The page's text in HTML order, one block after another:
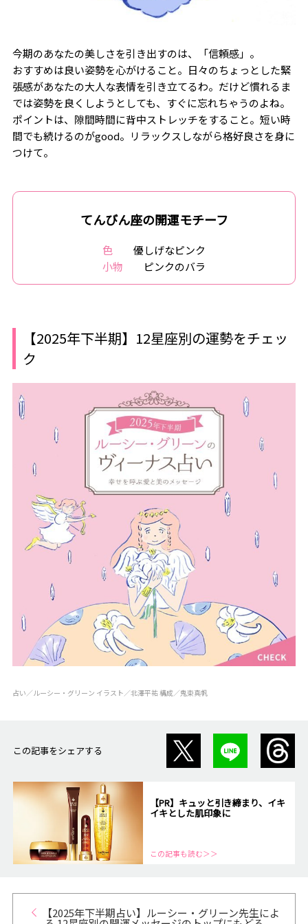
今期のあなたの美しさを引き出すのは、「信頼感」。
おすすめは良い姿勢を心がけること。日々のちょっとした緊
張感があなたの大人な表情を引き立てるわ。だけど慣れるま
では姿勢を良くしようとしても、すぐに忘れちゃうのよね。
ポイントは、隙間時間に背中ストレッチをすること。短い時
間でも続けるのがgood。リラックスしながら格好良さを身に
つけて。
てんびん座の開運モチーフ
色 優しげなピンク
小物 ピンクのバラ
【2025年下半期】12星座別の運勢をチェッ
ク
占い／ルーシー・グリーン イラスト／北澤平祐 構成／鬼束真帆
この記事をシェアする
【PR】キュッと引き締まり、イキ
イキとした肌印象に
この記事も読む＞＞
【2025年下半期占い】ルーシー・グリーン先生によ